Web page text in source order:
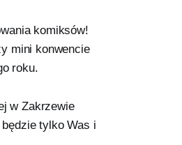
komiksów!
mini konwencie
roku.
w Zakrzewie
tylko Was i